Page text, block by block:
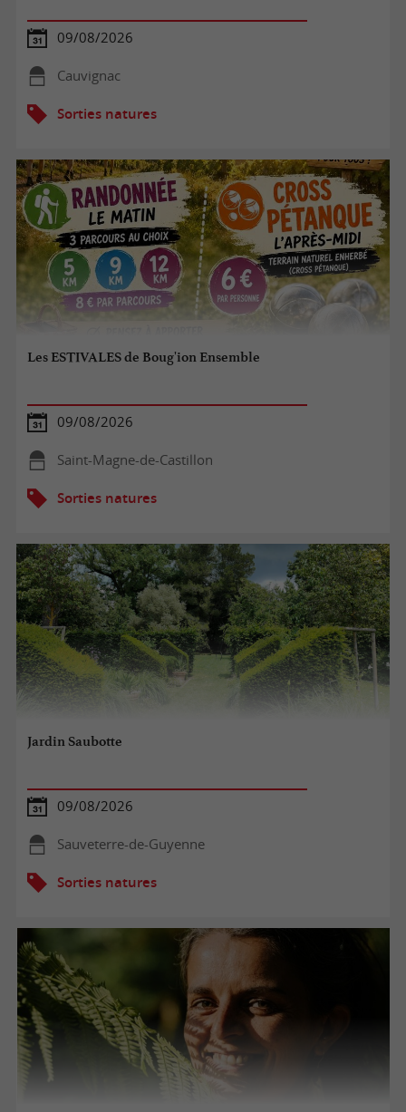
09/08/2026
Cauvignac
Sorties natures
Les ESTIVALES de Boug'ion Ensemble
09/08/2026
Saint-Magne-de-Castillon
Sorties natures
Jardin Saubotte
09/08/2026
Sauveterre-de-Guyenne
Sorties natures